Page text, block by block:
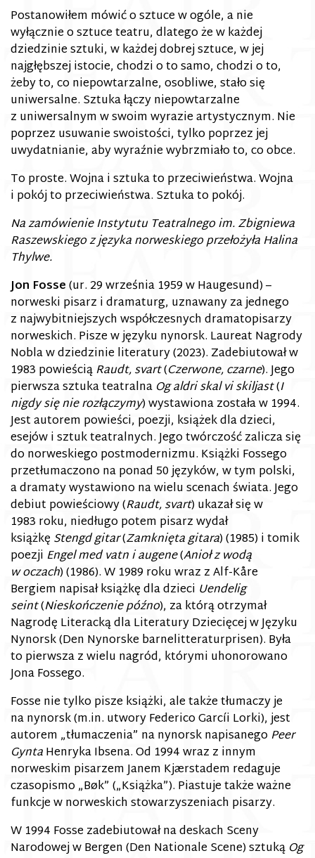
Postanowiłem mówić o sztuce w ogóle, a nie
wyłącznie o sztuce teatru, dlatego że w każdej
dziedzinie sztuki, w każdej dobrej sztuce, w jej
najgłębszej istocie, chodzi o to samo, chodzi o to,
żeby to, co niepowtarzalne, osobliwe, stało się
uniwersalne. Sztuka łączy niepowtarzalne
z uniwersalnym w swoim wyrazie artystycznym. Nie
poprzez usuwanie swoistości, tylko poprzez jej
uwydatnianie, aby wyraźnie wybrzmiało to, co obce.
To proste. Wojna i sztuka to przeciwieństwa. Wojna
i pokój to przeciwieństwa. Sztuka to pokój.
Na zamówienie Instytutu Teatralnego im. Zbigniewa
Raszewskiego z języka norweskiego przełożyła Halina
Thylwe.
Jon Fosse(ur. 29 września 1959 w Haugesund) –
norweski pisarz i dramaturg, uznawany za jednego
z najwybitniejszych współczesnych dramatopisarzy
norweskich. Pisze w języku nynorsk. Laureat Nagrody
Nobla w dziedzinie literatury (2023). Zadebiutował w
1983 powieściąRaudt, svart(Czerwone, czarne). Jego
pierwsza sztuka teatralna Og aldri skal vi skiljast(I
nigdy się nie rozłączymy) wystawiona została w 1994.
Jest autorem powieści, poezji, książek dla dzieci,
esejów i sztuk teatralnych. Jego twórczość zalicza się
do norweskiego postmodernizmu. Książki Fossego
przetłumaczono na ponad 50 języków, w tym polski,
a dramaty wystawiono na wielu scenach świata. Jego
debiut powieściowy (Raudt, svart) ukazał się w
1983 roku, niedługo potem pisarz wydał
książkę Stengd gitar(Zamknięta gitara) (1985) i tomik
poezji Engel med vatn i augene(Anioł z wodą
w oczach) (1986). W 1989 roku wraz z Alf-Kåre
Bergiem napisał książkę dla dzieci Uendelig
seint(Nieskończenie późno), za którą otrzymał
Nagrodę Literacką dla Literatury Dziecięcej w Języku
Nynorsk (Den Nynorske barnelitteraturprisen). Była
to pierwsza z wielu nagród, którymi uhonorowano
Jona Fossego.
Fosse nie tylko pisze książki, ale także tłumaczy je
na nynorsk (m.in. utwory Federico Garcíi Lorki), jest
autorem „tłumaczenia” na nynorsk napisanegoPeer
GyntaHenryka Ibsena. Od 1994 wraz z innym
norweskim pisarzem Janem Kjærstadem redaguje
czasopismo „Bøk” („Książka”). Piastuje także ważne
funkcje w norweskich stowarzyszeniach pisarzy.
W 1994 Fosse zadebiutował na deskach Sceny
Narodowej w Bergen (Den Nationale Scene) sztuką Og